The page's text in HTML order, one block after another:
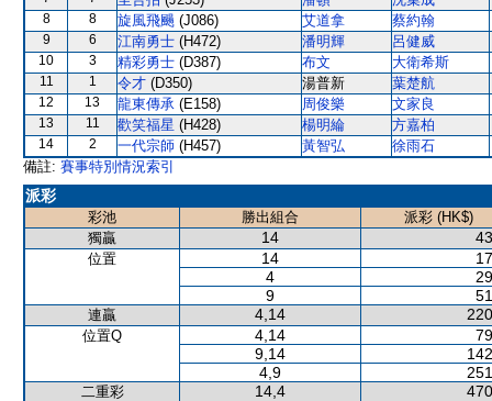
8 8 旋風飛颺 (J086) 艾道拿 蔡約翰
9 6 江南勇士 (H472) 潘明輝 呂健威
10 3 精彩勇士 (D387) 布文 大衛希斯
11 1 令才 (D350) 湯普新 葉楚航
12 13 龍東傳承 (E158) 周俊樂 文家良
13 11 歡笑福星 (H428) 楊明綸 方嘉柏
14 2 一代宗師 (H457) 黃智弘
徐雨石
備註: 賽事特別情況索引
派彩
彩池 勝出組合
派彩 (HK$)
獨贏
14
位置 14
4
9
連贏 4,14
位置Q 4,14
9,14
4,9
二重彩 14,4